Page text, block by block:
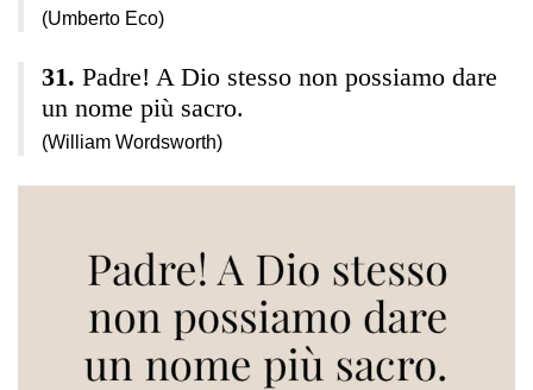
(Umberto Eco)
Padre! A Dio stesso non possiamo dare
un nome più sacro.
(William Wordsworth)